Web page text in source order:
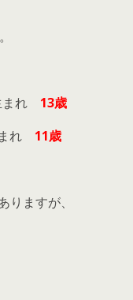
まれ 13歳
れ 11歳
ますが、